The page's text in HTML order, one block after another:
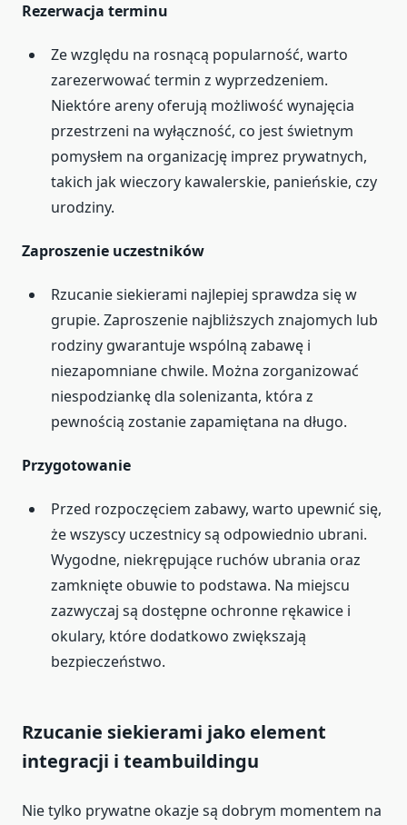
Rezerwacja terminu
Ze względu na rosnącą popularność, warto
zarezerwować termin z wyprzedzeniem.
Niektóre areny oferują możliwość wynajęcia
przestrzeni na wyłączność, co jest świetnym
pomysłem na organizację imprez prywatnych,
takich jak wieczory kawalerskie, panieńskie, czy
urodziny.
Zaproszenie uczestników
Rzucanie siekierami najlepiej sprawdza się w
grupie. Zaproszenie najbliższych znajomych lub
rodziny gwarantuje wspólną zabawę i
niezapomniane chwile. Można zorganizować
niespodziankę dla solenizanta, która z
pewnością zostanie zapamiętana na długo.
Przygotowanie
Przed rozpoczęciem zabawy, warto upewnić się,
że wszyscy uczestnicy są odpowiednio ubrani.
Wygodne, niekrępujące ruchów ubrania oraz
zamknięte obuwie to podstawa. Na miejscu
zazwyczaj są dostępne ochronne rękawice i
okulary, które dodatkowo zwiększają
bezpieczeństwo.
Rzucanie siekierami jako element
integracji i teambuildingu
Nie tylko prywatne okazje są dobrym momentem na